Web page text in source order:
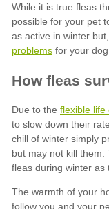
problems
flexible life